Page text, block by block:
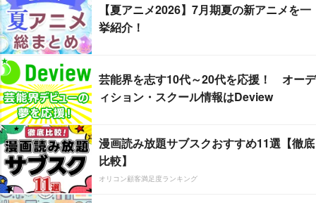
【夏アニメ2026】7月期夏の新アニメを一
挙紹介！
芸能界を志す10代～20代を応援！ オーデ
ィション・スクール情報はDeview
漫画読み放題サブスクおすすめ11選【徹底
比較】
オリコン顧客満足度ランキング